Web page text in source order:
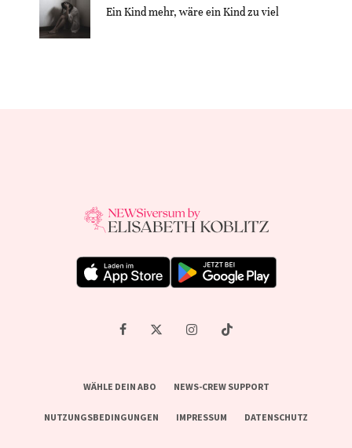
Ein Kind mehr, wäre ein Kind zu viel
WÄHLE DEIN ABO NEWS-CREW SUPPORT
NUTZUNGSBEDINGUNGEN IMPRESSUM DATENSCHUTZ